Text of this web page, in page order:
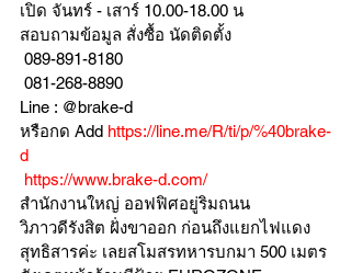
เปิด จันทร์ - เสาร์ 10.00-18.00 น
สอบถามข้อมูล สั่งซื้อ นัดติดตั้ง
089-891-8180
081-268-8890
Line : @brake-d
หรือกด Add https://line.me/R/ti/p/%40brake-
d
https://www.brake-d.com/
สำนักงานใหญ่ ออฟฟิศอยู่ริมถนน
วิภาวดีรังสิต ฝั่งขาออก ก่อนถึงแยกไฟแดง
สุทธิสารค่ะ เลยสโมสรทหารบกมา 500 เมตร